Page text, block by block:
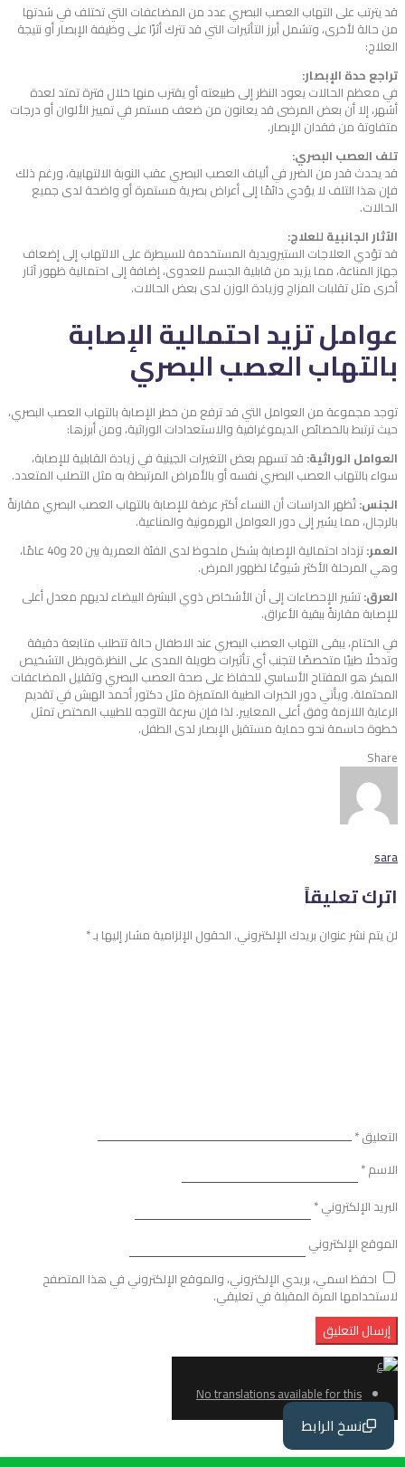
نسخ الرابط
قد يترتب على التهاب العصب البصري عدد من المضاعفات التي تختلف في شدتها
من حالة لأخرى، وتشمل أبرز التأثيرات التي قد تترك أثرًا على وظيفة الإبصار أو نتيجة
العلاج:
تراجع حدة الإبصار:
في معظم الحالات يعود النظر إلى طبيعته أو يقترب منها خلال فترة تمتد لعدة
أشهر، إلا أن بعض المرضى قد يعانون من ضعف مستمر في تمييز الألوان أو درجات
متفاوتة من فقدان الإبصار.
تلف العصب البصري:
قد يحدث قدر من الضرر في ألياف العصب البصري عقب النوبة الالتهابية، ورغم ذلك
فإن هذا التلف لا يؤدي دائمًا إلى أعراض بصرية مستمرة أو واضحة لدى جميع
الحالات.
الآثار الجانبية للعلاج:
قد تؤدي العلاجات الستيرويدية المستخدمة للسيطرة على الالتهاب إلى إضعاف
جهاز المناعة، مما يزيد من قابلية الجسم للعدوى، إضافة إلى احتمالية ظهور آثار
أخرى مثل تقلبات المزاج وزيادة الوزن لدى بعض الحالات.
عوامل تزيد احتمالية الإصابة
بالتهاب العصب البصري
توجد مجموعة من العوامل التي قد ترفع من خطر الإصابة بالتهاب العصب البصري،
حيث ترتبط بالخصائص الديموغرافية والاستعدادات الوراثية، ومن أبرزها:
العوامل الوراثية: قد تسهم بعض التغيرات الجينية في زيادة القابلية للإصابة،
سواء بالتهاب العصب البصري نفسه أو بالأمراض المرتبطة به مثل التصلب المتعدد.
الجنس:تُظهر الدراسات أن النساء أكثر عرضة للإصابة بالتهاب العصب البصري مقارنةً
بالرجال، مما يشير إلى دور العوامل الهرمونية والمناعية.
العمر:
تزداد احتمالية الإصابة بشكل ملحوظ لدى الفئة العمرية بين 20 و40 عامًا،
وهي المرحلة الأكثر شيوعًا لظهور المرض.
العرق:تشير الإحصاءات إلى أن الأشخاص ذوي البشرة البيضاء لديهم معدل أعلى
للإصابة مقارنةً ببقية الأعراق.
في الختام، يبقى التهاب العصب البصري عند الاطفال حالة تتطلب متابعة دقيقة
وتدخلًا طبيًا متخصصًا لتجنب أي تأثيرات طويلة المدى على النظر.ةويظل التشخيص
المبكر هو المفتاح الأساسي للحفاظ على صحة العصب البصري وتقليل المضاعفات
المحتملة. ويأتي دور الخبرات الطبية المتميزة مثل دكتور أحمد الهبش في تقديم
الرعاية اللازمة وفق أعلى المعايير. لذا فإن سرعة التوجه للطبيب المختص تمثل
خطوة حاسمة نحو حماية مستقبل الإبصار لدى الطفل.
Share
sara
اترك تعليقاً
لن يتم نشر عنوان بريدك الإلكتروني. الحقول الإلزامية مشار إليها بـ*
التعليق*
الاسم*
البريد الإلكتروني*
الموقع الإلكتروني
احفظ اسمي، بريدي الإلكتروني، والموقع الإلكتروني في هذا المتصفح
لاستخدامها المرة المقبلة في تعليقي.
No translations available for this